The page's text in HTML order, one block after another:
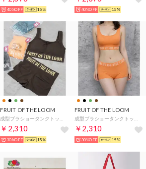
40%OFF 15% 40%OFF 15%
FRUIT OF THE LOOM
￥2,310
30%OFF 15%
FRUIT OF THE LOOM
￥2,310
30%OFF 15%